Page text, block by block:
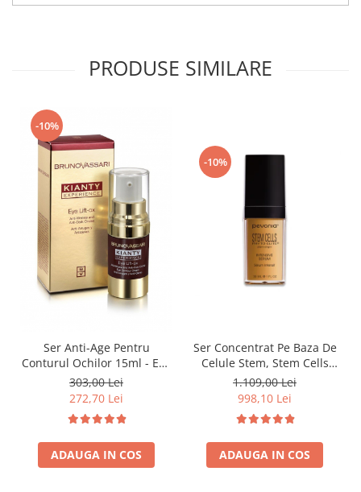
PRODUSE SIMILARE
-10%
Ser Anti-Age Pentru
Conturul Ochilor 15ml - Eye
Lift Ox - Bruno Vassari
303,00 Lei
272,70 Lei
ADAUGA IN COS
-10%
Ser Concentrat Pe Baza De
Celule Stem, Stem Cells
Intensive Serum - 30ml
1.109,00 Lei
998,10 Lei
ADAUGA IN COS